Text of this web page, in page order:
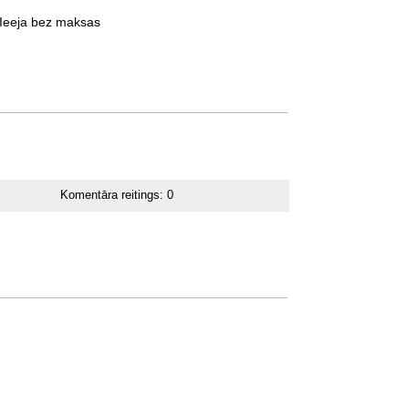
bez maksas
Komentāra reitings:0